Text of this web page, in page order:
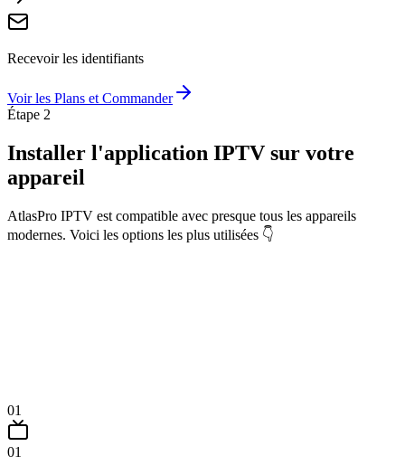
Recevoir les identifiants
Voir les Plans et Commander
Étape 2
Installer l'application IPTV sur votre
appareil
AtlasPro IPTV est compatible avec presque tous les appareils
modernes. Voici les options les plus utilisées 👇
01
01